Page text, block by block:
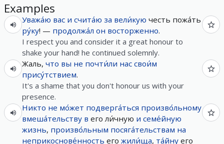
Examples
Уважа́ю вас и счита́ю за вели́кую честь пожа́ть
ру́ку! — продолжа́л он восторженно.
I respect you and consider it a great honour to
shake your hand! he continued solemnly.
Жаль, что вы не почти́ли нас свои́м
прису́тствием.
It's a shame that you don't honour us with your
presence.
Никто не мо́жет подверга́ться произво́льному
вмеша́тельству в его ли́чную и семе́йную
жизнь, произво́льным посяга́тельствам на
неприкоснове́нность его жили́ща, та́йну его